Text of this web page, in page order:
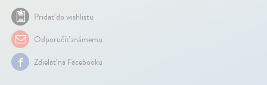
Pridať do wishlistu
Odporučiť známemu
Zdielať na Facebooku